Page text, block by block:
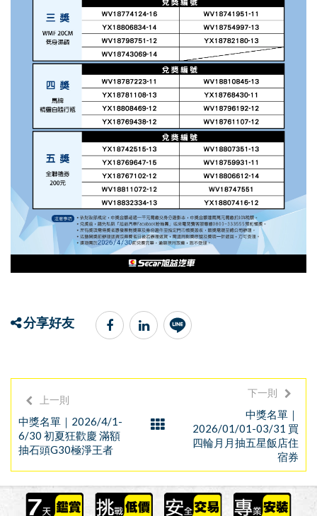
分享好友
上一則
中獎名單｜2026/4/1-
6/30 初夏狂歡慶 滿額
抽石頭G30極淨王者
下一則
中獎名單｜
2026/01/01-03/31 買
四輪月月抽五星飯店住
宿券